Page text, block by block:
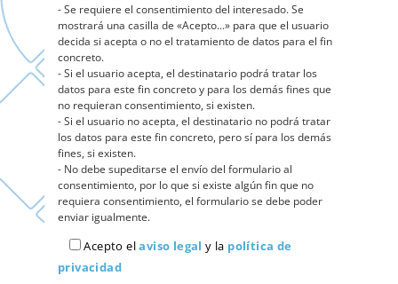
- Se requiere el consentimiento del interesado. Se
mostrará una casilla de «Acepto...» para que el usuario
decida si acepta o no el tratamiento de datos para el fin
concreto.
- Si el usuario acepta, el destinatario podrá tratar los
datos para este fin concreto y para los demás fines que
no requieran consentimiento, si existen.
- Si el usuario no acepta, el destinatario no podrá tratar
los datos para este fin concreto, pero sí para los demás
fines, si existen.
- No debe supeditarse el envío del formulario al
consentimiento, por lo que si existe algún fin que no
requiera consentimiento, el formulario se debe poder
enviar igualmente.
Acepto elaviso legaly la política de
privacidad